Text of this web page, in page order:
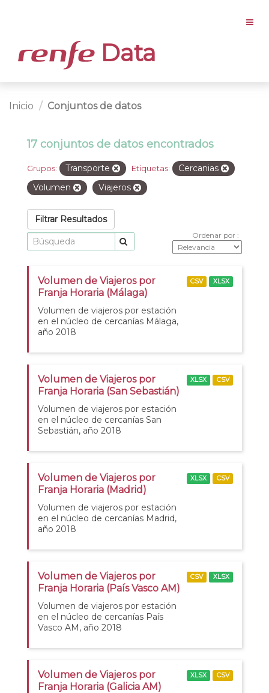
Data
Inicio Conjuntos de datos
17 conjuntos de datos encontrados
Grupos: Transporte Etiquetas:
Cercanias
Volumen
Viajeros
Filtrar Resultados
Ordenar por
Volumen de Viajeros por
Franja Horaria (Málaga)
Volumen de viajeros por estación
en el núcleo de cercanías Málaga,
año 2018
CSV XLSX
Volumen de Viajeros por
Franja Horaria (San Sebastián)
Volumen de viajeros por estación
en el núcleo de cercanías San
Sebastián, año 2018
XLSX CSV
Volumen de Viajeros por
Franja Horaria (Madrid)
Volumen de viajeros por estación
en el núcleo de cercanías Madrid,
año 2018
XLSX CSV
Volumen de Viajeros por
Franja Horaria (País Vasco AM)
Volumen de viajeros por estación
en el núcleo de cercanías País
Vasco AM, año 2018
CSV XLSX
Volumen de Viajeros por
Franja Horaria (Galicia AM)
XLSX CSV